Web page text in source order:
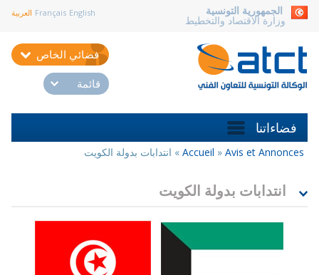
الجمهورية التونسية
وزارة الاقتصاد والتخطيط
Français English العربية
فضائي الخاص
قائمة
فضاءاتنا
أنت
Accueil » Avis et Annonces
» انتدابات بدولة الكويت
انتدابات بدولة الكويت